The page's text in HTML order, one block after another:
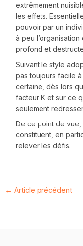
extrêmement
les effets.
pouvoir par un
à peu
profond et
Suivant le style
pas toujours facile
certaine, dès lors
facteur K et sur ce
seulement
De ce point de vue,
constituent, en
relever les défis.
← Article précédent